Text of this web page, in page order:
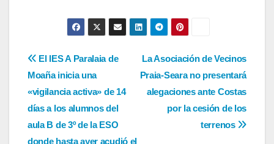
Navegación
de
entradas
La Asociación de Vecinos
Praia-Seara no presentará
alegaciones ante Costas
por la cesión de los
terrenos
El IES A Paralaia de
Moaña inicia una
«vigilancia activa» de 14
días a los alumnos del
aula B de 3º de la ESO
donde hasta ayer acudió el